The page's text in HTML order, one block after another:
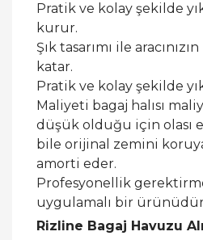
Pratik ve kolay şekilde
kurur.
Şık tasarımı ile
katar.
Pratik ve kolay şekilde
Maliyeti bagaj halısı
düşük olduğu için olası
bile orijinal zemini
amorti eder.
Profesyonellik
uygulamalı bir
Rizline Bagaj Havuzu